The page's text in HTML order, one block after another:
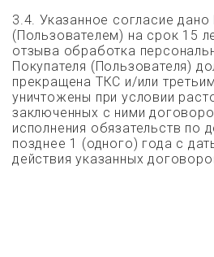
3.4. Указанное согласие дано
(Пользователем) на срок 15
отзыва обработка
Покупателя (Пользователя)
прекращена ТКС и/или
уничтожены при условии
заключенных с ними
исполнения обязательств по
позднее 1 (одного) года с
действия указанных